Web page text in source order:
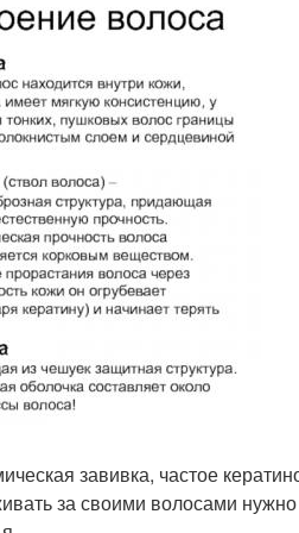
завивка, частое
за своими волосами нужно